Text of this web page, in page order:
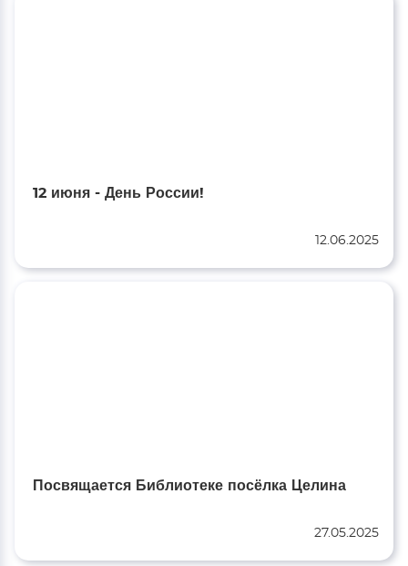
12 июня - День России!
12.06.2025
Посвящается Библиотеке посёлка Целина
27.05.2025